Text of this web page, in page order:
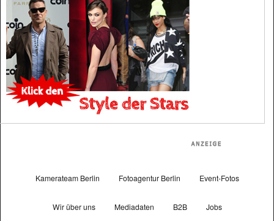
Kamerateam Berlin Fotoagentur Berlin Event-Fotos
Wir über uns Mediadaten B2B Jobs